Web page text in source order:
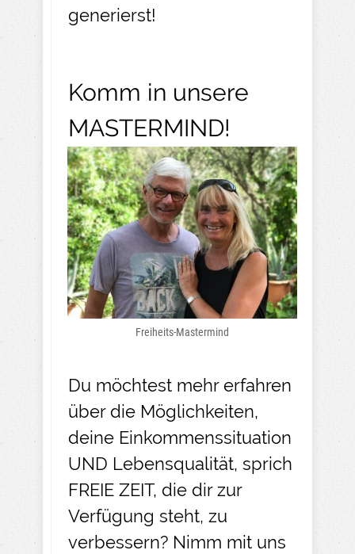
generierst!
Komm in unsere
MASTERMIND!
Freiheits-Mastermind
Du möchtest mehr erfahren
über die Möglichkeiten,
deine Einkommenssituation
UND Lebensqualität, sprich
FREIE ZEIT, die dir zur
Verfügung steht, zu
verbessern? Nimm mit uns